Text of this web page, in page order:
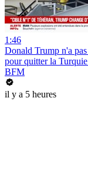
1:46
Donald Trump n'a
pour quitter la
BFM
il y a 5 heures